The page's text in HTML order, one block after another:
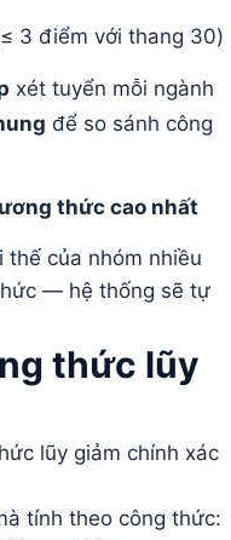
3 điểm với thang 30)
xét tuyển mỗi ngành
để so sánh công
thức cao nhất
của nhóm nhiều
— hệ thống sẽ tự
thức lũy
lũy giảm chính xác
tính theo công thức: